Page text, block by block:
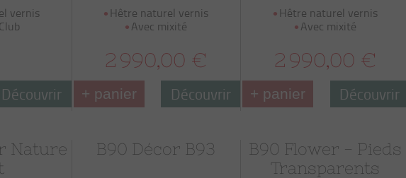
vernis
Découvrir
Hêtre naturel vernis
Avec mixité
2 990,00 €
+ panier Découvrir
Hêtre naturel vernis
Avec mixité
2 990,00 €
+ panier Découvrir
Nature
B90 Décor B93
B90 Flower - Pieds
Transparents